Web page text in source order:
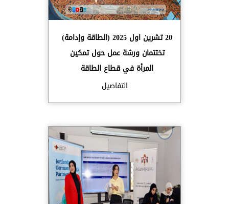
20 تشرين اول 2025 (الطاقة وإدامة)
تختتمان ورشة عمل حول تمكين
المرأة في قطاع الطاقة
التفاصيل